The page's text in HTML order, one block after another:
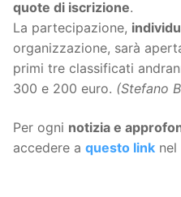
quote di iscrizione.
La partecipazione,
organizzazione, sarà
primi tre classificati
300 e 200 euro. (Stefano
Per ogni notizia e
accedere a questo link nel